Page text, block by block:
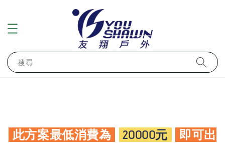
搜尋
此方案最低消費為 20000元
即可出